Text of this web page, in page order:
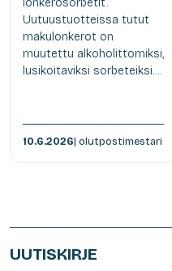
Uutuustuotteissa tutut
makulonkerot on
muutettu alkoholittomiksi,
lusikoitaviksi sorbeteiksi....
10.6.2026| olutpostimestari
UUTISKIRJE